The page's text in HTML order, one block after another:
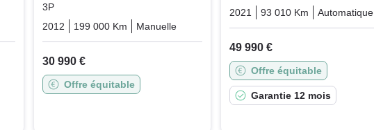
3P
2012
199 000 Km Manuelle
30 990 €
Offre équitable
2021
93 010 Km Automatique
49 990 €
Offre équitable
Garantie 12 mois